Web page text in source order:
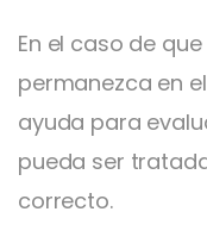
En el caso de
permanezca en
ayuda para
pueda ser
correcto.